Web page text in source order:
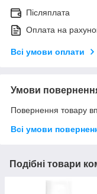
Післяплата
Оплата на
Всі умови оплати
Умови
Повернення товару
Всі умови
Подібні товари